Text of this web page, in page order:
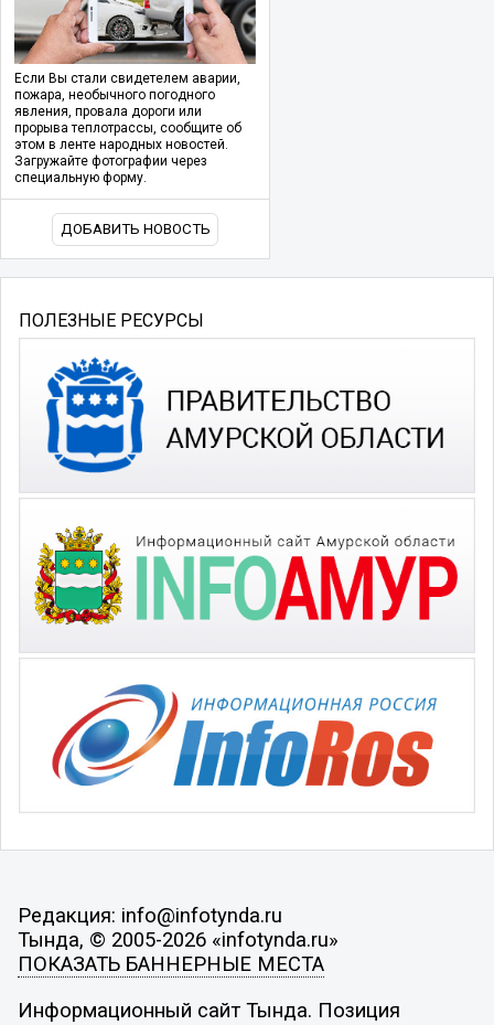
Если Вы стали свидетелем аварии,
пожара, необычного погодного
явления, провала дороги или
прорыва теплотрассы, сообщите об
этом в ленте народных новостей.
Загружайте фотографии через
специальную форму.
ДОБАВИТЬ НОВОСТЬ
ПОЛЕЗНЫЕ РЕСУРСЫ
Редакция: info@infotynda.ru
Тында, © 2005-2026 «infotynda.ru»
ПОКАЗАТЬ БАННЕРНЫЕ МЕСТА
Информационный сайт Тында. Позиция